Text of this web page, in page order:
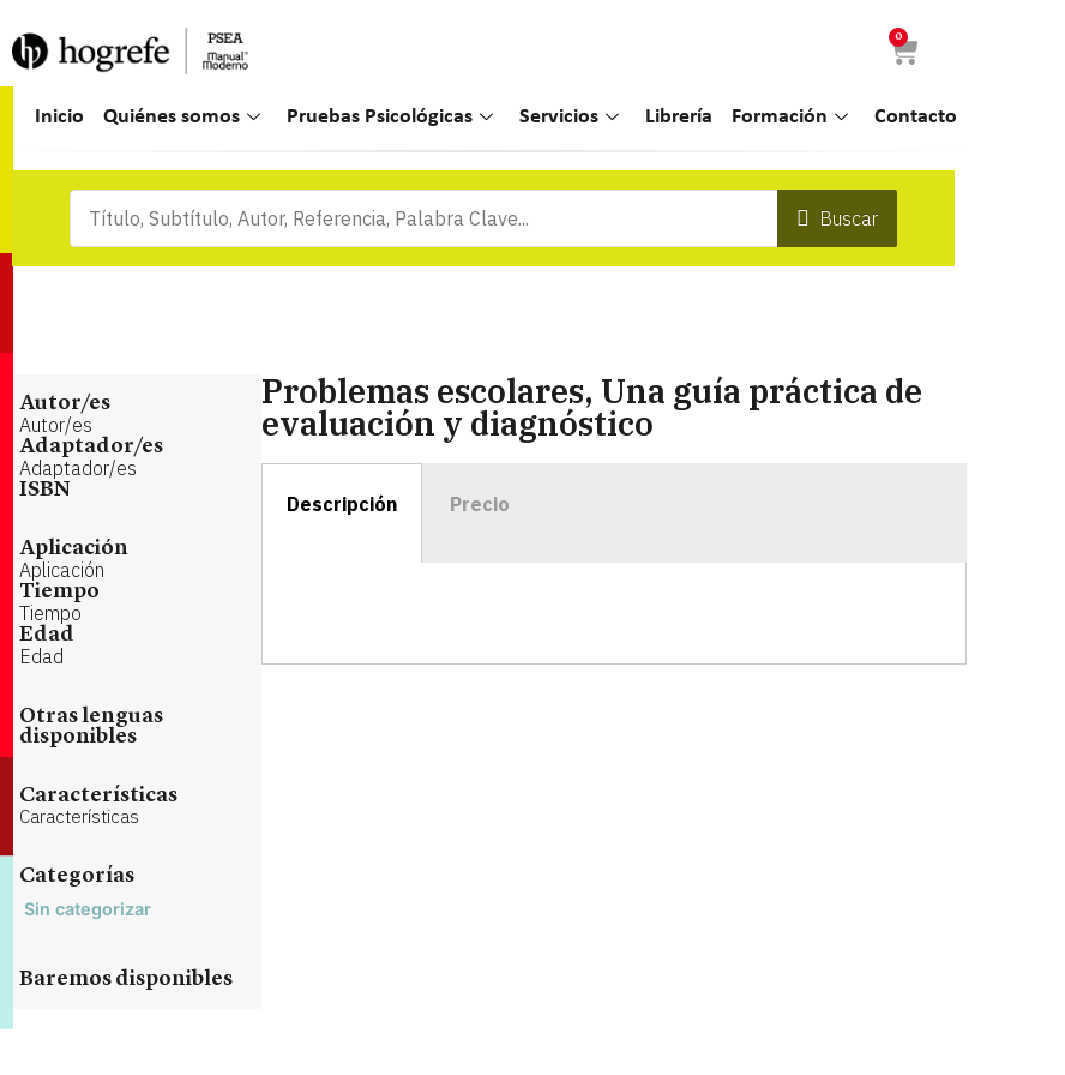
0
Inicio Quiénes somos Pruebas Psicológicas Servicios Librería Formación Contacto
Buscar
Autor/es
Autor/es
Adaptador/es
Adaptador/es
ISBN
Aplicación
Aplicación
Tiempo
Tiempo
Edad
Edad
Otras lenguas
disponibles
Características
Características
Categorías
Sin categorizar
Baremos disponibles
Problemas escolares, Una guía práctica de
evaluación y diagnóstico
Descripción Precio